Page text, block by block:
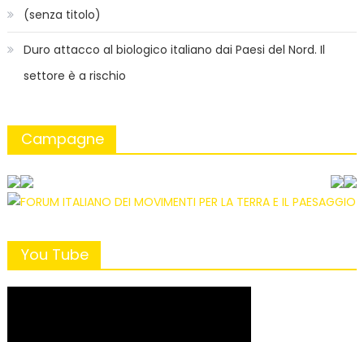
(senza titolo)
Duro attacco al biologico italiano dai Paesi del Nord. Il
settore è a rischio
Campagne
You Tube